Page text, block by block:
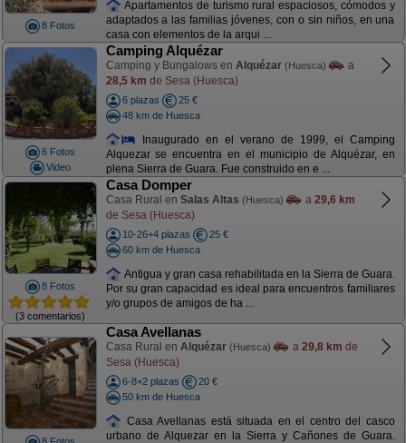
8 Fotos
Apartamentos de turismo rural espaciosos, cómodos y
adaptados a las familias jóvenes, con o sin niños, en una
casa con elementos de la arqui ...
6 Fotos
Video
Camping Alquézar
Camping y Bungalows en Alquézar (Huesca)
a
28,5 km de Sesa (Huesca)
6 plazas
25 €
48 km de Huesca
Inaugurado en el verano de 1999, el Camping
Alquezar se encuentra en el municipio de Alquézar, en
plena Sierra de Guara. Fue construido en e ...
8 Fotos
(3 comentarios)
Casa Domper
Casa Rural en Salas Altas (Huesca) a 29,6 km
de Sesa (Huesca)
10-26+4 plazas
25 €
60 km de Huesca
Antigua y gran casa rehabilitada en la Sierra de Guara.
Por su gran capacidad es ideal para encuentros familiares
y/o grupos de amigos de ha ...
Casa Avellanas
Casa Rural en Alquézar (Huesca) a 29,8 km de
Sesa (Huesca)
6-8+2 plazas
20 €
50 km de Huesca
Casa Avellanas está situada en el centro del casco
urbano de Alquezar en la Sierra y Cañones de Guara.